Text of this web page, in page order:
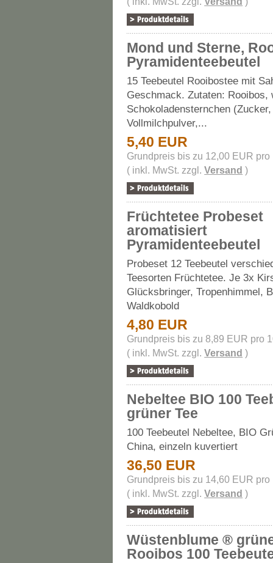
Mond und Sterne,
Pyramidenteebeutel
15 Teebeutel Rooibostee mit
Geschmack. Zutaten: Rooibos,
Schokoladensternchen
Vollmilchpulver,...
5,40 EUR
Grundpreis bis zu 12,00 EUR pro
( inkl. MwSt. zzgl.Versand )
Früchtetee Probeset
aromatisiert
Pyramidenteebeutel
Probeset 12 Teebeutel
Teesorten Früchtetee. Je 3x
Glücksbringer, Tropenhimmel,
Waldkobold
4,80 EUR
Grundpreis bis zu 8,89 EUR pro
( inkl. MwSt. zzgl.Versand )
Nebeltee BIO 100
grüner Tee
100 Teebeutel Nebeltee, BIO
China, einzeln kuvertiert
36,50 EUR
Grundpreis bis zu 14,60 EUR pro
( inkl. MwSt. zzgl.Versand )
Wüstenblume ®
Rooibos 100